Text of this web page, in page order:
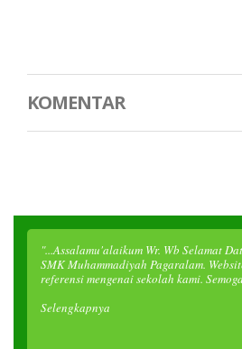
KOMENTAR
"...Assalamu'alaikum Wr. Wb Selamat
SMK Muhammadiyah Pagaralam.
referensi mengenai sekolah kami.
Selengkapnya